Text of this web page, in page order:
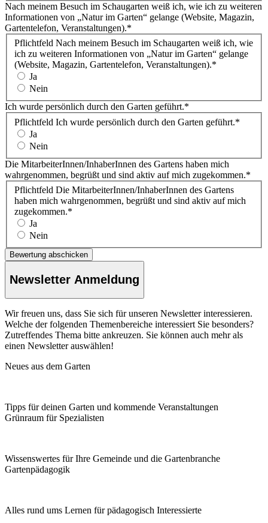
Nach meinem Besuch im Schaugarten weiß ich, wie ich zu weiteren
Informationen von „Natur im Garten“ gelange (Website, Magazin,
Gartentelefon, Veranstaltungen).*
Pflichtfeld Nach meinem Besuch im Schaugarten weiß ich, wie
ich zu weiteren Informationen von „Natur im Garten“ gelange
(Website, Magazin, Gartentelefon, Veranstaltungen).*
Ja
Nein
Ich wurde persönlich durch den Garten geführt.*
Pflichtfeld Ich wurde persönlich durch den Garten geführt.*
Ja
Nein
Die MitarbeiterInnen/InhaberInnen des Gartens haben mich
wahrgenommen, begrüßt und sind aktiv auf mich zugekommen.*
Pflichtfeld Die MitarbeiterInnen/InhaberInnen des Gartens
haben mich wahrgenommen, begrüßt und sind aktiv auf mich
zugekommen.*
Ja
Nein
Newsletter Anmeldung
Wir freuen uns, dass Sie sich für unseren Newsletter interessieren.
Welche der folgenden Themenbereiche interessiert Sie besonders?
Zutreffendes Thema bitte ankreuzen. Sie können auch mehr als
einen Newsletter auswählen!
Neues aus dem Garten
Tipps für deinen Garten und kommende Veranstaltungen
Grünraum für Spezialisten
Wissenswertes für Ihre Gemeinde und die Gartenbranche
Garten­pädagogik
Alles rund ums Lernen für pädagogisch Interessierte